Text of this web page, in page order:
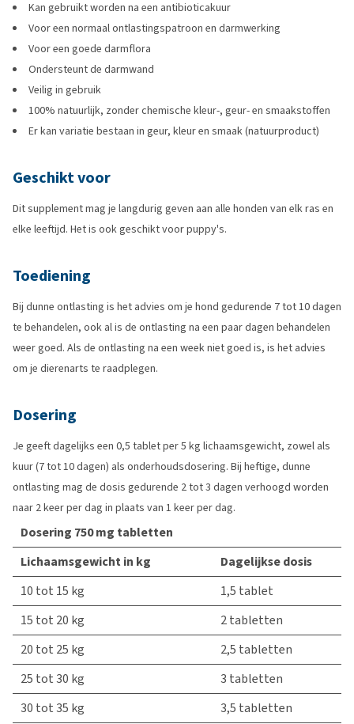
Kan gebruikt worden na een antibioticakuur
Voor een normaal ontlastingspatroon en darmwerking
Voor een goede darmflora
Ondersteunt de darmwand
Veilig in gebruik
100% natuurlijk, zonder chemische kleur-, geur- en smaakstoffen
Er kan variatie bestaan in geur, kleur en smaak (natuurproduct)
Geschikt voor
Dit supplement mag je langdurig geven aan alle honden van elk ras en
elke leeftijd. Het is ook geschikt voor puppy's.
Toediening
Bij dunne ontlasting is het advies om je hond gedurende 7 tot 10 dagen
te behandelen, ook al is de ontlasting na een paar dagen behandelen
weer goed. Als de ontlasting na een week niet goed is, is het advies
om je dierenarts te raadplegen.
Dosering
Je geeft dagelijks een 0,5 tablet per 5 kg lichaamsgewicht, zowel als
kuur (7 tot 10 dagen) als onderhoudsdosering. Bij heftige, dunne
ontlasting mag de dosis gedurende 2 tot 3 dagen verhoogd worden
naar 2 keer per dag in plaats van 1 keer per dag.
Dosering 750 mg tabletten
Lichaamsgewicht in kg
Dagelijkse dosis
10 tot 15 kg
1,5 tablet
15 tot 20 kg
2 tabletten
20 tot 25 kg
2,5 tabletten
25 tot 30 kg
3 tabletten
30 tot 35 kg
3,5 tabletten